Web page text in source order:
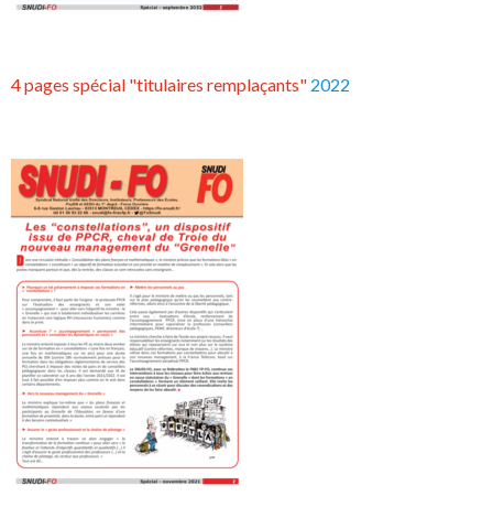
4 pages spécial "titulaires remplaçants" 2022